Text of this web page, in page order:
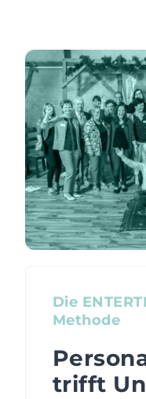
Die
Methode
trifft